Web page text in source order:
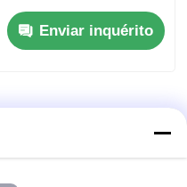
Ecológico
Personalizável
Enviar inquérito